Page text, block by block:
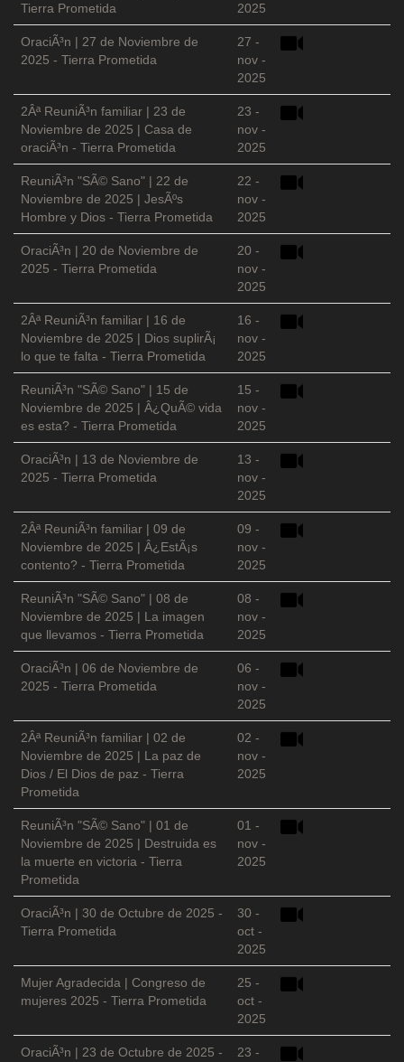
Tierra Prometida
2025
OraciÃ³n | 27 de Noviembre de
2025 - Tierra Prometida
27 -
nov -
2025
2Âª ReuniÃ³n familiar | 23 de
Noviembre de 2025 | Casa de
oraciÃ³n - Tierra Prometida
23 -
nov -
2025
ReuniÃ³n "SÃ© Sano" | 22 de
Noviembre de 2025 | JesÃºs
Hombre y Dios - Tierra Prometida
22 -
nov -
2025
OraciÃ³n | 20 de Noviembre de
2025 - Tierra Prometida
20 -
nov -
2025
2Âª ReuniÃ³n familiar | 16 de
Noviembre de 2025 | Dios suplirÃ¡
lo que te falta - Tierra Prometida
16 -
nov -
2025
ReuniÃ³n "SÃ© Sano" | 15 de
Noviembre de 2025 | Â¿QuÃ© vida
es esta? - Tierra Prometida
15 -
nov -
2025
OraciÃ³n | 13 de Noviembre de
2025 - Tierra Prometida
13 -
nov -
2025
2Âª ReuniÃ³n familiar | 09 de
Noviembre de 2025 | Â¿EstÃ¡s
contento? - Tierra Prometida
09 -
nov -
2025
ReuniÃ³n "SÃ© Sano" | 08 de
Noviembre de 2025 | La imagen
que llevamos - Tierra Prometida
08 -
nov -
2025
OraciÃ³n | 06 de Noviembre de
2025 - Tierra Prometida
06 -
nov -
2025
2Âª ReuniÃ³n familiar | 02 de
Noviembre de 2025 | La paz de
Dios / El Dios de paz - Tierra
Prometida
02 -
nov -
2025
ReuniÃ³n "SÃ© Sano" | 01 de
Noviembre de 2025 | Destruida es
la muerte en victoria - Tierra
Prometida
01 -
nov -
2025
OraciÃ³n | 30 de Octubre de 2025 -
Tierra Prometida
30 -
oct -
2025
Mujer Agradecida | Congreso de
mujeres 2025 - Tierra Prometida
25 -
oct -
2025
OraciÃ³n | 23 de Octubre de 2025 -
23 -